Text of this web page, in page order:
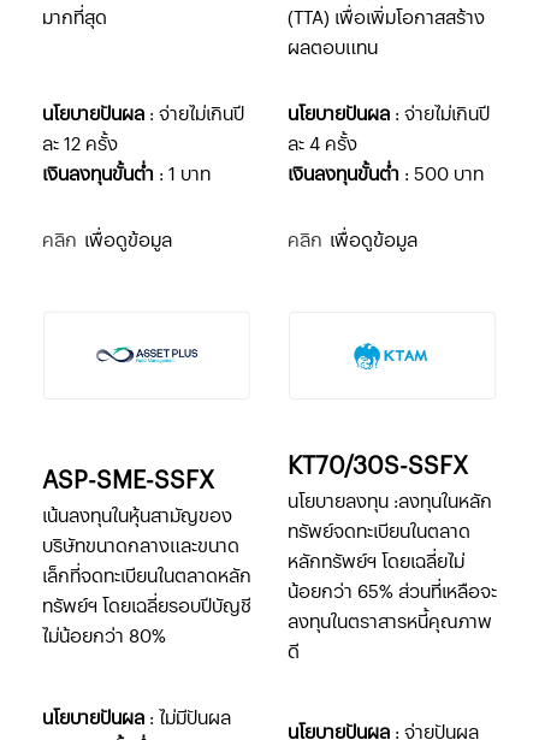
มากที่สุด
(TTA) เพื่อเพิ่มโอกาสสร้าง
ผลตอบแทน
นโยบายปันผล : จ่ายไม่เกินปี
ละ 12 ครั้ง
เงินลงทุนขั้นต่ำ : 1 บาท
นโยบายปันผล : จ่ายไม่เกินปี
ละ 4 ครั้ง
เงินลงทุนขั้นต่ำ : 500 บาท
คลิก เพื่อดูข้อมูล คลิก เพื่อดูข้อมูล
ASP-SME-SSFX
เน้นลงทุนในหุ้นสามัญของ
บริษัทขนาดกลางและขนาด
เล็กที่จดทะเบียนในตลาดหลัก
ทรัพย์ฯ โดยเฉลี่ยรอบปีบัญชี
ไม่น้อยกว่า 80%
KT70/30S-SSFX
นโยบายลงทุน :ลงทุนในหลัก
ทรัพย์จดทะเบียนในตลาด
หลักทรัพย์ฯ โดยเฉลี่ยไม่
น้อยกว่า 65% ส่วนที่เหลือจะ
ลงทุนในตราสารหนี้คุณภาพ
ดี
นโยบายปันผล : ไม่มีปันผล
นโยบายปันผล : จ่ายปันผล